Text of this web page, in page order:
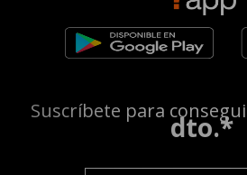
Suscríbete paradto.*